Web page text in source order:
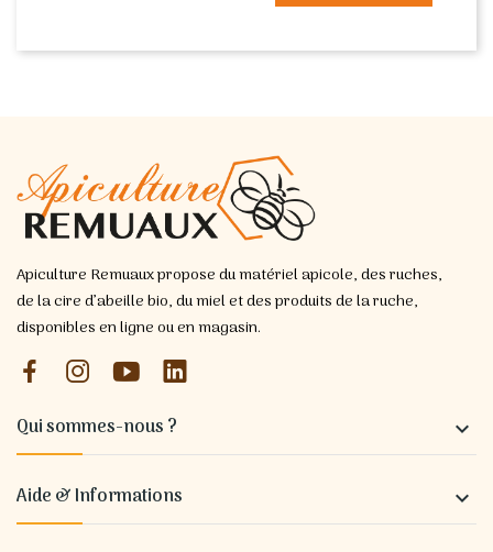
Apiculture Remuaux propose du matériel apicole, des ruches,
de la cire d’abeille bio, du miel et des produits de la ruche,
disponibles en ligne ou en magasin.
Qui sommes-nous ? 
Aide & Informations 